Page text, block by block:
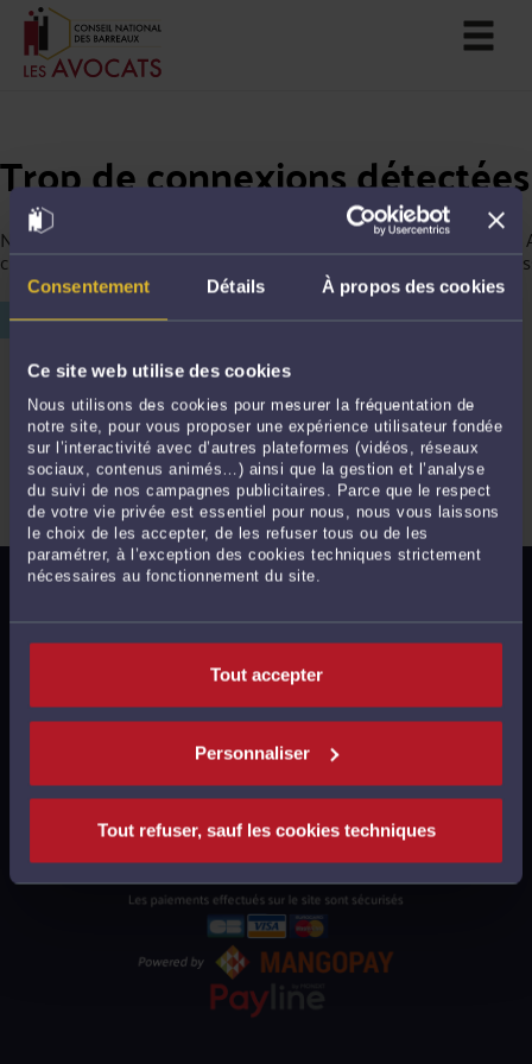
Consentement Détails À propos des cookies
Ce site web utilise des cookies
Nous utilisons des cookies pour mesurer la fréquentation de
notre site, pour vous proposer une expérience utilisateur fondée
sur l’interactivité avec d’autres plateformes (vidéos, réseaux
sociaux, contenus animés…) ainsi que la gestion et l’analyse
du suivi de nos campagnes publicitaires. Parce que le respect
de votre vie privée est essentiel pour nous, nous vous laissons
le choix de les accepter, de les refuser tous ou de les
paramétrer, à l’exception des cookies techniques strictement
nécessaires au fonctionnement du site.
Tout accepter
Personnaliser
Tout refuser, sauf les cookies techniques
Trop de connexions détectées
Nous avons détecté trop de connexions depuis votre
continuer votre navigation, merci de saisir le chiffre affiché ci-
POLITIQUE DE CONFIDENTIALITÉ
POLITIQUE DES COOKIES
CGU AVOCATS
CGUV UTILISATEURS
PLAN DU SITE
SUPPORT